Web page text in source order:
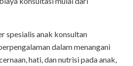
spesialis anak konsultan
dalam menangani
hati, dan nutrisi pada anak,